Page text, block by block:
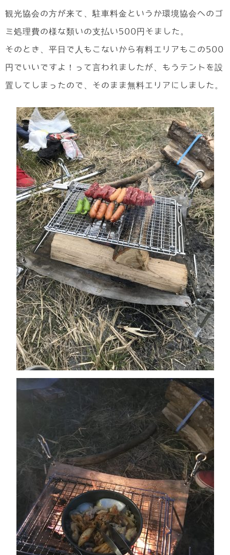
観光協会の方が来て、駐車料金というか環境協会へのゴ
ミ処理費の様な類いの支払い500円そました。
そのとき、平日で人もこないから有料エリアもこの500
円でいいですよ！って言われましたが、もうテントを設
置してしまったので、そのまま無料エリアにしました。